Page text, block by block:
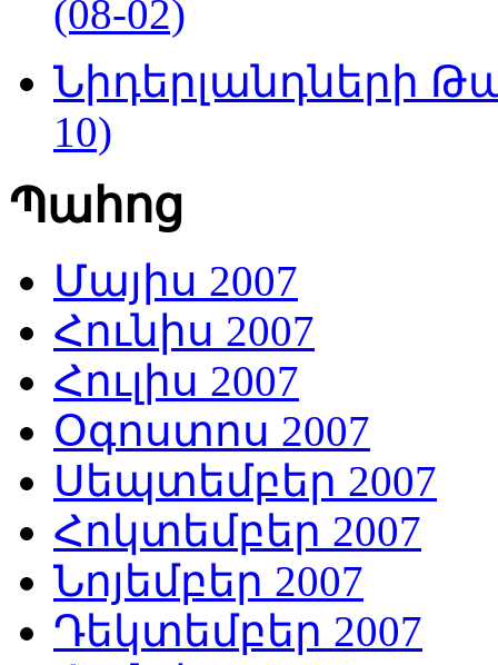
(08-02)
Նիդերլանդների
10)
Պահոց
Մայիս 2007
Հունիս 2007
Հուլիս 2007
Օգոստոս 2007
Սեպտեմբեր 2007
Հոկտեմբեր 2007
Նոյեմբեր 2007
Դեկտեմբեր 2007